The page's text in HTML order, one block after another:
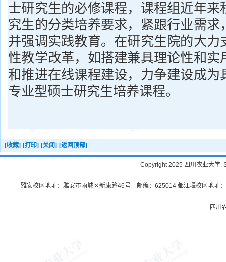
士研究生的必修课程，课程组近年来
究生的分类培养要求，紧跟行业需求
并强调实践教育。在研究生院的大力
性教学改革，如搭建兼具理论性和实
和推进在线课程建设，力争建设成为
专业型硕士研究生培养课程。
[收藏] [打印] [关闭] [返回顶部]
Copyright 2025 四川农业大学.
雅安校区地址：雅安市雨城区新康路46号 邮编：625014 都江堰校区地址
四川